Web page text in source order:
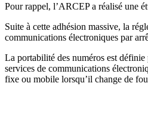
Pour rappel, l’ARCEP a réalisé une
Suite à cette adhésion massive, la
communications électroniques par
La portabilité des numéros est
services de communications
fixe ou mobile lorsqu’il change de